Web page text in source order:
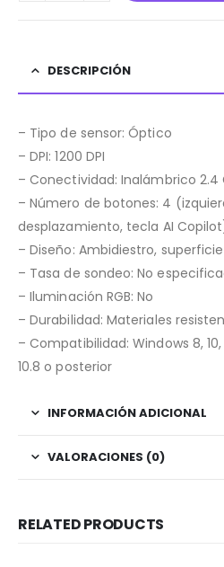
DESCRIPCIÓN
– Tipo de sensor: Óptico
– DPI: 1200 DPI
– Conectividad: Inalámbrico 2.4
– Número de botones: 4
desplazamiento, tecla AI
– Diseño: Ambidiestro,
– Tasa de sondeo: No
– Iluminación RGB: No
– Durabilidad: Materiales
– Compatibilidad: Windows 8,
10.8 o posterior
INFORMACIÓN ADICIONAL
VALORACIONES (0)
RELATED PRODUCTS